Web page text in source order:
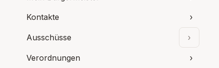
Kontakte ›
Ausschüsse ›
Verordnungen
›